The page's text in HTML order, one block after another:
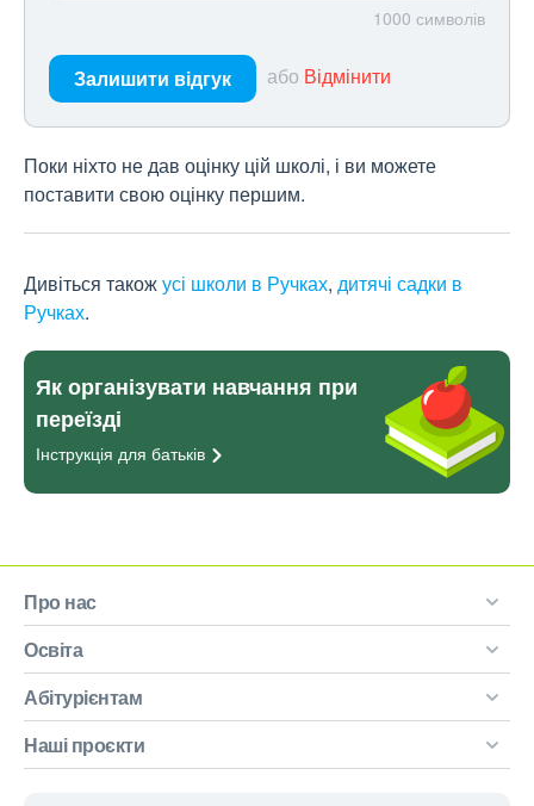
1000 символів
Залишити відгук або Відмінити
Поки ніхто не дав оцінку цій школі, і ви можете
поставити свою оцінку першим.
Дивіться такожусі школи в Ручках, дитячі садки в
Ручках.
Як організувати навчання при
переїзді
Інструкція для батьків
Про нас
Освіта
Абітурієнтам
Наші проєкти